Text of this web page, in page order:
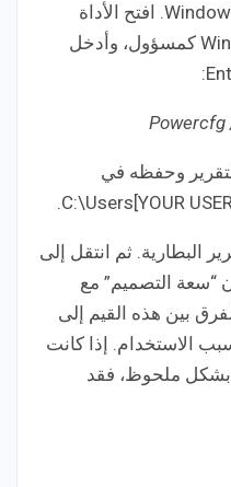
البطارية على نظام التشغيل Windows. افتح الأداة
المساعدة Windows PowerShell كمسؤول، وأدخل
وحفظه في
C:\Users[YOUR
البطارية. ثم انتقل إلى
“سعة التصميم” مع
بين هذه القيم إلى
الاستخدام. إذا كانت
ملحوظ، فقد